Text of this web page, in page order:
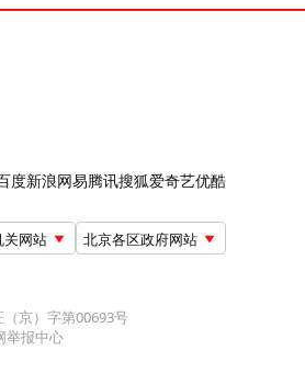
度新浪网易腾讯搜狐爱奇艺优酷
关网站 北京各区政府网站
京）字第00693号
举报中心